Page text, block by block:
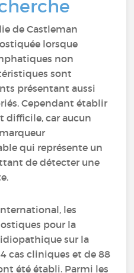
de Castleman
lorsque
non
sont
présentant aussi
Cependant établir
difficile, car aucun
qui représente un
de détecter une
les
pour la
sur la
cas cliniques et de 88
été établi. Parmi les